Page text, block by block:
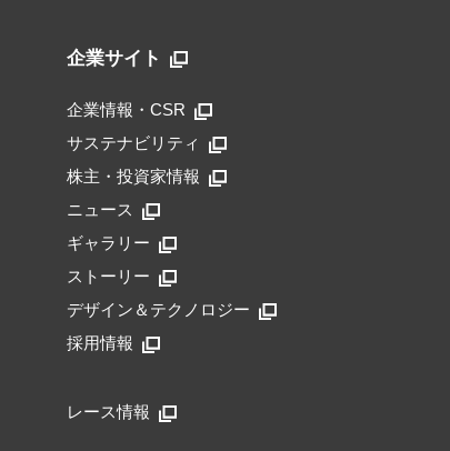
企業サイト
企業情報・CSR
サステナビリティ
株主・投資家情報
ニュース
ギャラリー
ストーリー
デザイン＆テクノロジー
採用情報
レース情報